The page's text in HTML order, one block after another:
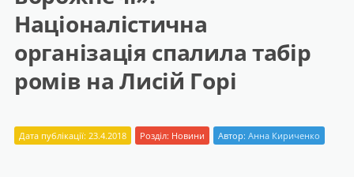
Націоналістична
організація спалила табір
ромів на Лисій Горі
Дата публікації: 23.4.2018 Розділ: Новини Автор: Анна Кириченко